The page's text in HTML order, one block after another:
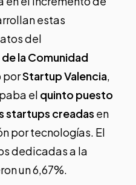
estas
del
la Comunidad
porStartup Valencia,
el quinto puesto
startups creadas en
por tecnologías. El
dedicadas a la
un 6,67%.